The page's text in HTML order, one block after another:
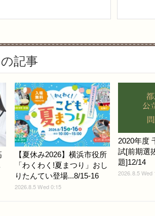
記事
【夏休み2026】横浜市役所
「わくわく!夏まつり」おし
りたんてい登場...8/15-16
2026.8.5 Wed 0:15
2020年度
試[前期選
題]12/14
2026.8.5 Wed